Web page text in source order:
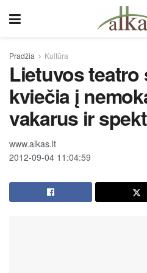
Pradžia Kultūra
Lietuvos teatro
kviečia į
vakarus ir
www.alkas.lt
2012-09-04 11:04:59